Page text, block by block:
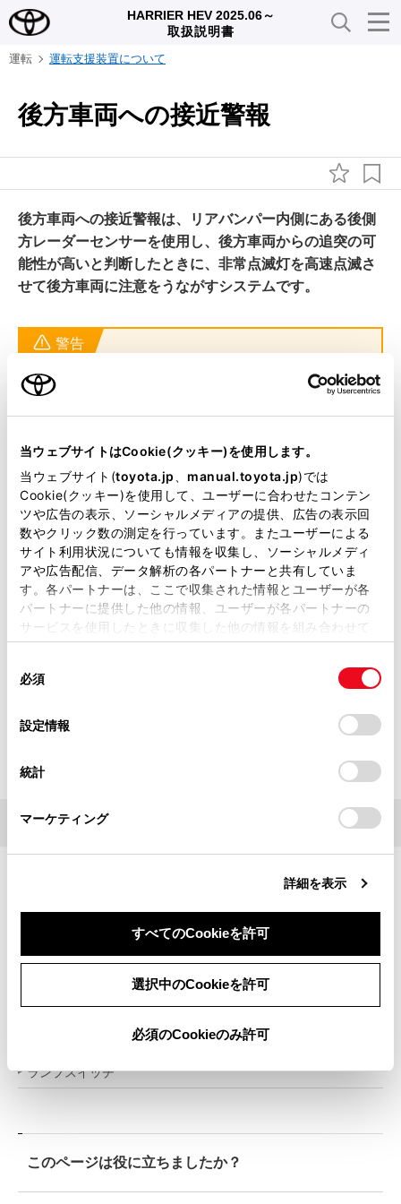
当ウェブサイトはCookie(クッキー)を使用します。
当ウェブサイト(toyota.jp manual.toyota.jp)では
Cookie(クッキー)を使用して、ユーザーに合わせたコンテン
ツや広告の表示、ソーシャルメディアの提供、広告の表示回
数やクリック数の測定を行っています。またユーザーによる
サイト利用状況についても情報を収集し、ソーシャルメディ
アや広告配信、データ解析の各パートナーと共有していま
す。各パートナーは、ここで収集された情報とユーザーが各
パートナーに提供した他の情報、ユーザーが各パートナーの
サービスを使用したときに収集した他の情報を組み合わせて
使用することがあります。当ウェブサイトの使用を続行する
デバイスにすべてのCookie(クッキー)が保存されることに同
意したことになります。Cookie(クッキー)のオプトアウト、
設定の変更、同意を撤回したりするにあたっては、当社の
「Cookie（クッキー）情報の取り扱いについて
」をご覧くだ
必須
設定情報
統計
マーケティング
詳細を表示
すべてのCookieを許可
選択中のCookieを許可
必須のCookieのみ許可
HARRIER HEV 2025.06～
取扱説明書
運転 運転支援装置について
後方車両への接近警報
後方車両への接近警報は、リアバンパー内側にある後側
方レーダーセンサーを使用し、後方車両からの追突の可
能性が高いと判断したときに、非常点滅灯を高速点滅さ
せて後方車両に注意をうながすシステムです。
警告
安全にお使いいただくために
後方車両への接近警報は自車の後方から接近して
くる車両に追突される可能性が高いと判断したと
きに、非常点滅灯を高速点滅させて後方車両に注
意をうながす補助的なシステムです。
後方車両への接近警報を使用していても状況によ
っては本システムが有効に機能しないことがある
ため、運転者は自らの目視による安全確認をおこ
なう必要があります。
システムを正しく作動させるために
後方車両への接近警報の作動
合わせて見られているページ
レーダークルーズコントロール
フォグランプスイッチ
ランプスイッチ
このページは役に立ちましたか？